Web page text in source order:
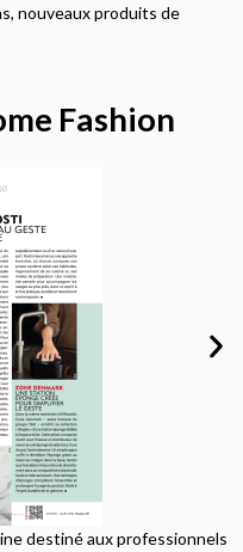
nouveaux produits de
Fashion
destiné aux professionnels